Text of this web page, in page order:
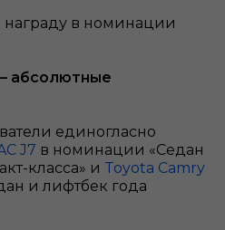
награду в номинации
абсолютные
единогласно
J7 в номинации «Седан
класса» и Toyota Camry
и лифтбек года